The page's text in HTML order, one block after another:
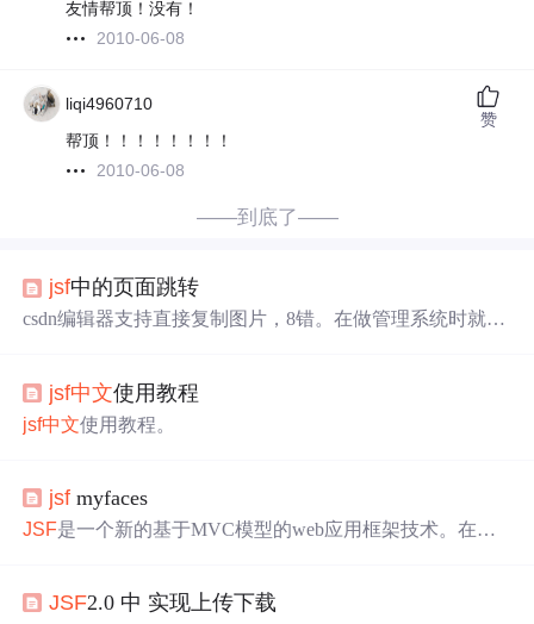
友情帮顶！没有！
2010-06-08
liqi4960710
帮顶！！！！！！！！
2010-06-08
赞
——到底了——
jsf中的页面跳转
csdn编辑器支持直接复制图片，8错。在做管理系统时就觉
转到首页catalog-tool，不想再用jsp做中转，想移植到back b
ean里，jsf中已经将HttpServletResponse和HttpServletRequest
jsf中文使用教程
jsf中文使用教程。
jsf myfaces
JSF是一个新的基于MVC模型的web应用框架技术。在概
SF 框架。同样sun公司也有一个参考实现
JSF2.0 中 实现上传下载